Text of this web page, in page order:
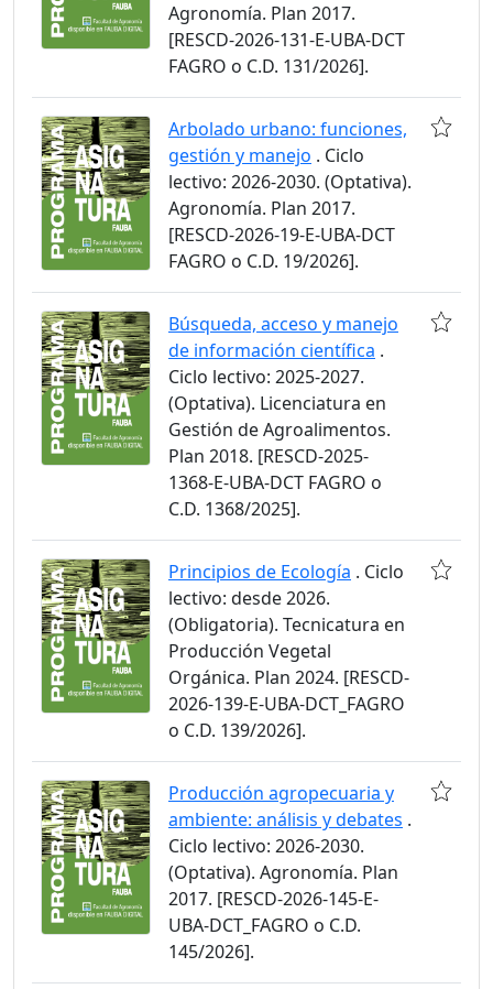
Agronomía. Plan 2017.
[RESCD-2026-131-E-UBA-DCT
FAGRO o C.D. 131/2026].
Arbolado urbano: funciones,
gestión y manejo . Ciclo
lectivo: 2026-2030. (Optativa).
Agronomía. Plan 2017.
[RESCD-2026-19-E-UBA-DCT
FAGRO o C.D. 19/2026].
Búsqueda, acceso y manejo
de información científica .
Ciclo lectivo: 2025-2027.
(Optativa). Licenciatura en
Gestión de Agroalimentos.
Plan 2018. [RESCD-2025-
1368-E-UBA-DCT FAGRO o
C.D. 1368/2025].
Principios de Ecología . Ciclo
lectivo: desde 2026.
(Obligatoria). Tecnicatura en
Producción Vegetal
Orgánica. Plan 2024. [RESCD-
2026-139-E-UBA-DCT_FAGRO
o C.D. 139/2026].
Producción agropecuaria y
ambiente: análisis y debates .
Ciclo lectivo: 2026-2030.
(Optativa). Agronomía. Plan
2017. [RESCD-2026-145-E-
UBA-DCT_FAGRO o C.D.
145/2026].